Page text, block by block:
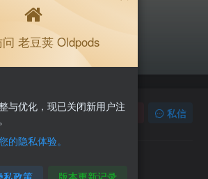
关注 私信
老豆荚 Oldpods
与优化，现已关闭新用户注
的隐私体验。
私政策 版本更新记录